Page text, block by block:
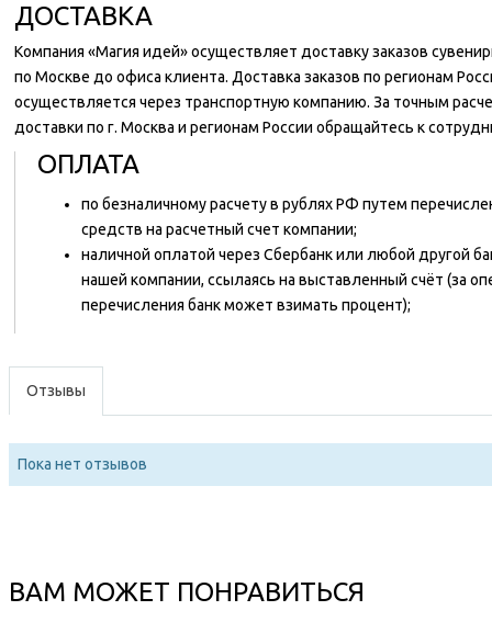
ДОСТАВКА
Компания «Магия идей» осуществляет доставку заказов
по Москве до офиса клиента. Доставка заказов по регионам
осуществляется через транспортную компанию. За точным
доставки по г. Москва и регионам России обращайтесь к
ОПЛАТА
по безналичному расчету в рублях РФ путем
средств на расчетный счет компании;
наличной оплатой через Сбербанк или любой другой
нашей компании, ссылаясь на выставленный счёт (за
перечисления банк может взимать процент);
Отзывы
Пока нет отзывов
ВАМ МОЖЕТ ПОНРАВИТЬСЯ